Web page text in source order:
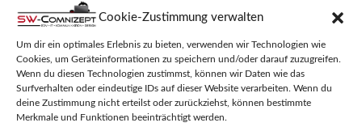
Cookie-Zustimmung verwalten
Um dir ein optimales Erlebnis zu bieten, verwenden wir Technologien wie
Cookies, um Geräteinformationen zu speichern und/oder darauf zuzugreifen.
Wenn du diesen Technologien zustimmst, können wir Daten wie das
Surfverhalten oder eindeutige IDs auf dieser Website verarbeiten. Wenn du
deine Zustimmung nicht erteilst oder zurückziehst, können bestimmte
Merkmale und Funktionen beeinträchtigt werden.